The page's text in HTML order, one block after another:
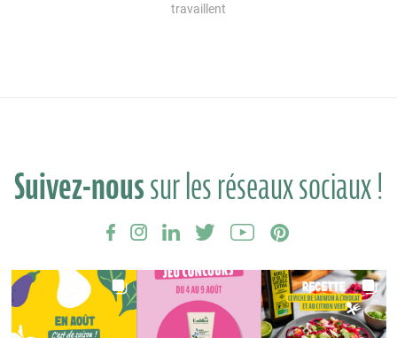
travaillent
Suivez-noussur les réseaux sociaux !